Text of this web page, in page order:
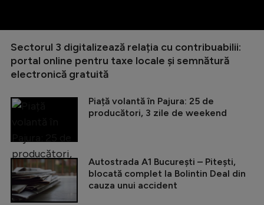
Sectorul 3 digitalizează relația cu contribuabilii:
portal online pentru taxe locale și semnătură
electronică gratuită
Piață volantă în Pajura: 25 de
producători, 3 zile de weekend
Autostrada A1 București – Pitești,
blocată complet la Bolintin Deal din
cauza unui accident